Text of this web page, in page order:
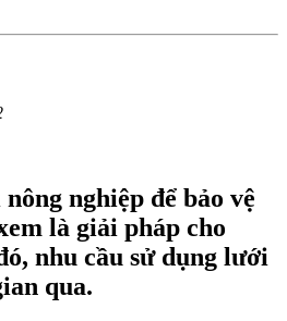
nghiệp để bảo vệ
là giải pháp cho
nhu cầu sử dụng lưới
qua.